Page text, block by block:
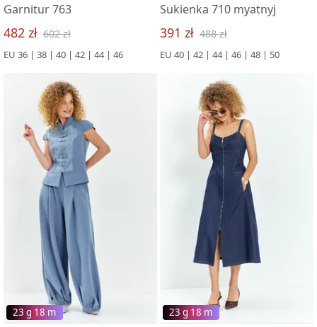
Garnitur 763
482 zł 602 zł
EU 36 | 38 | 40 | 42 | 44 | 46
Sukienka 710 myatnyj
391 zł 488 zł
EU 40 | 42 | 44 | 46 | 48 | 50
23 g 18 m 23 g 18 m